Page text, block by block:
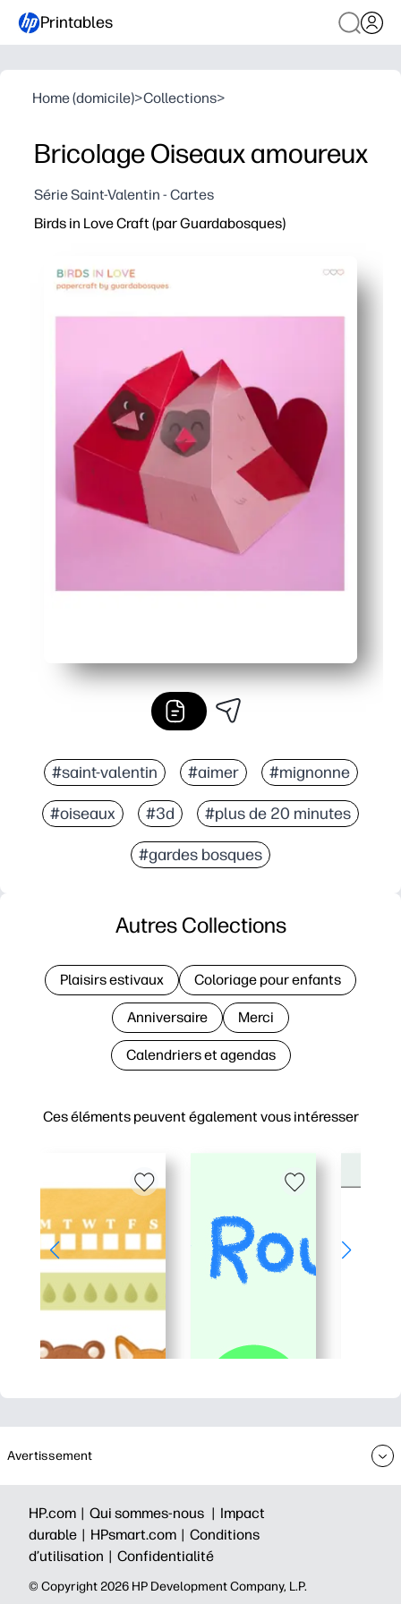
Printables
Home (domicile)>Collections>
Bricolage Oiseaux amoureux
Série Saint-Valentin - Cartes
Birds in Love Craft (par Guardabosques)
#saint-valentin #aimer #mignonne
#oiseaux #3d #plus de 20 minutes
#gardes bosques
Ces éléments peuvent également vous intéresser
Autres Collections
Plaisirs estivaux Coloriage pour enfants
Anniversaire Merci
Calendriers et agendas
Avertissement
HP.com | Qui sommes-nous | Impact
durable | HPsmart.com | Conditions
d’utilisation | Confidentialité
©️ Copyright 2026 HP Development Company, L.P.